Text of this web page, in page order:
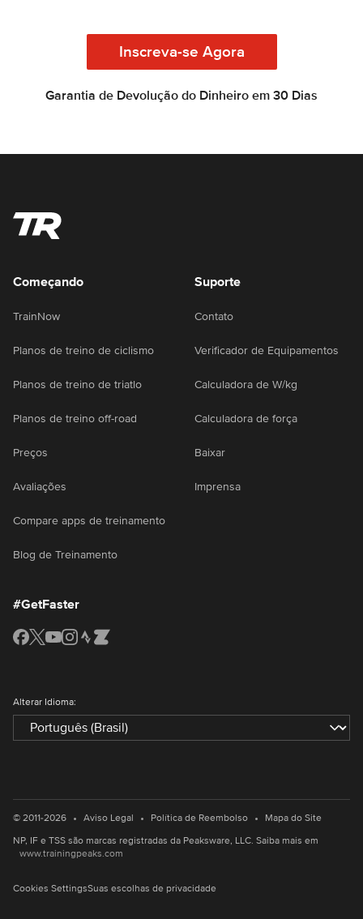
Inscreva-se Agora
Garantia de Devolução do Dinheiro em 30 Dias
Começando
TrainNow
Planos de treino de ciclismo
Planos de treino de triatlo
Planos de treino off-road
Preços
Avaliações
Compare apps de treinamento
Blog de Treinamento
Suporte
Contato
Verificador de Equipamentos
Calculadora de W/kg
Calculadora de força
Baixar
Imprensa
#GetFaster
Alterar Idioma:
© 2011-2026 • Aviso Legal • Política de Reembolso •
Mapa do Site
NP, IF e TSS são marcas registradas da Peaksware, LLC. Saiba mais em
www.trainingpeaks.com
Cookies SettingsSuas escolhas de privacidade